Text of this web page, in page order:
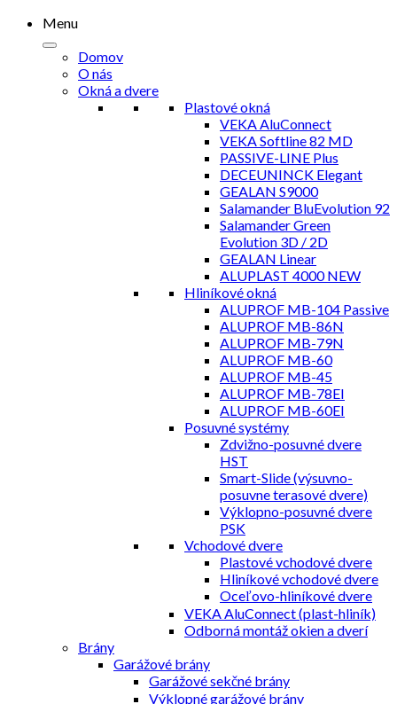
Menu
Domov
O nás
Okná a dvere
Plastové okná
VEKA AluConnect
VEKA Softline 82 MD
PASSIVE-LINE Plus
DECEUNINCK Elegant
GEALAN S9000
Salamander BluEvolution 92
Salamander Green
Evolution 3D / 2D
GEALAN Linear
ALUPLAST 4000 NEW
Hliníkové okná
ALUPROF MB-104 Passive
ALUPROF MB-86N
ALUPROF MB-79N
ALUPROF MB-60
ALUPROF MB-45
ALUPROF MB-78EI
ALUPROF MB-60EI
Posuvné systémy
Zdvižno-posuvné dvere
HST
Smart-Slide (výsuvno-
posuvne terasové dvere)
Výklopno-posuvné dvere
PSK
Vchodové dvere
Plastové vchodové dvere
Hliníkové vchodové dvere
Oceľovo-hliníkové dvere
VEKA AluConnect (plast-hliník)
Odborná montáž okien a dverí
Brány
Garážové brány
Garážové sekčné brány
Výklopné garážové brány